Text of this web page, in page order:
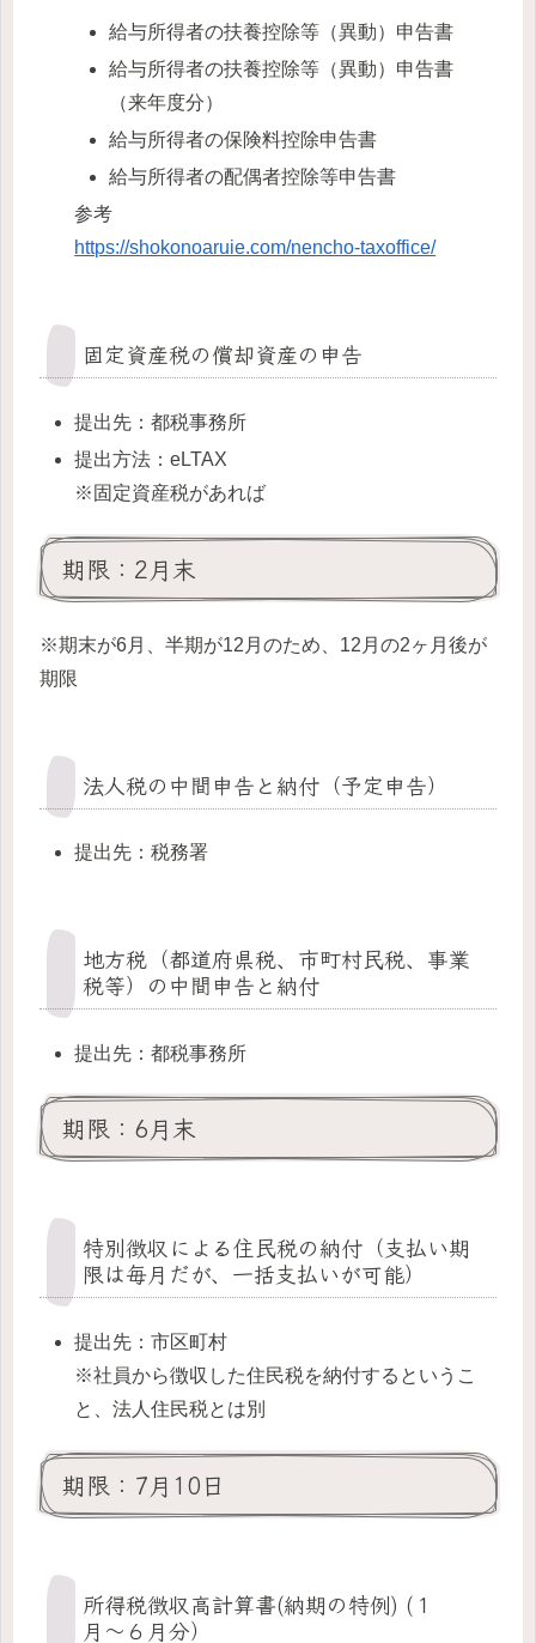
給与所得者の扶養控除等（異動）申告書
給与所得者の扶養控除等（異動）申告書
（来年度分）
給与所得者の保険料控除申告書
給与所得者の配偶者控除等申告書
参考
https://shokonoaruie.com/nencho-taxoffice/
固定資産税の償却資産の申告
提出先：都税事務所
提出方法：eLTAX
※固定資産税があれば
期限：2月末
※期末が6月、半期が12月のため、12月の2ヶ月後が
期限
法人税の中間申告と納付（予定申告）
提出先：税務署
地方税（都道府県税、市町村民税、事業
税等）の中間申告と納付
提出先：都税事務所
期限：6月末
特別徴収による住民税の納付（支払い期
限は毎月だが、一括支払いが可能）
提出先：市区町村
※社員から徴収した住民税を納付するというこ
と、法人住民税とは別
期限：7月10日
所得税徴収高計算書(納期の特例) (１
月〜６月分）